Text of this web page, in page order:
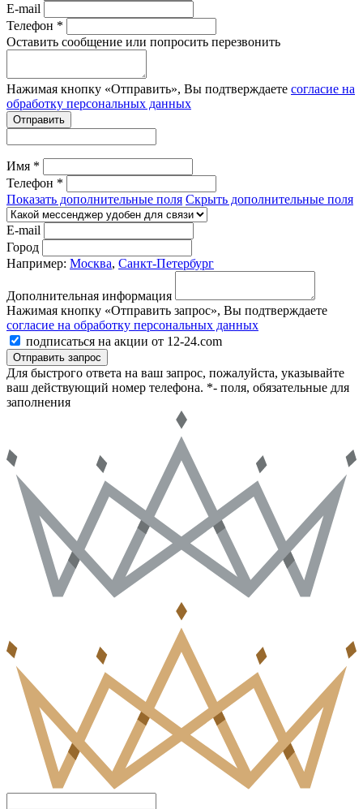
E-mail
Телефон *
Оставить сообщение или попросить перезвонить
Нажимая кнопку «Отправить», Вы подтверждаете согласие на
обработку персональных данных
Отправить
Имя *
Телефон *
Показать дополнительные поля Скрыть дополнительные поля
E-mail
Город
Например: Москва, Санкт-Петербург
Дополнительная информация
Нажимая кнопку «Отправить запрос», Вы подтверждаете
согласие на обработку персональных данных
подписаться на акции от 12-24.com
Отправить запрос
Для быстрого ответа на ваш запрос, пожалуйста, указывайте
ваш действующий номер телефона. *- поля, обязательные для
заполнения